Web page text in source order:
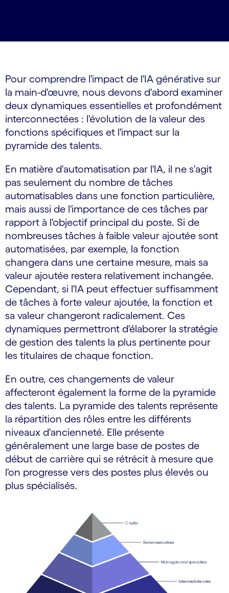
Pour comprendre l'impact de l'IA générative sur
la main-d'œuvre, nous devons d'abord examiner
deux dynamiques essentielles et profondément
interconnectées : l'évolution de la valeur des
fonctions spécifiques et l'impact sur la
pyramide des talents.
En matière d'automatisation par l'IA, il ne s'agit
pas seulement du nombre de tâches
automatisables dans une fonction particulière,
mais aussi de l'importance de ces tâches par
rapport à l'objectif principal du poste. Si de
nombreuses tâches à faible valeur ajoutée sont
automatisées, par exemple, la fonction
changera dans une certaine mesure, mais sa
valeur ajoutée restera relativement inchangée.
Cependant, si l'IA peut effectuer suffisamment
de tâches à forte valeur ajoutée, la fonction et
sa valeur changeront radicalement. Ces
dynamiques permettront d'élaborer la stratégie
de gestion des talents la plus pertinente pour
les titulaires de chaque fonction.
En outre, ces changements de valeur
affecteront également la forme de la pyramide
des talents. La pyramide des talents représente
la répartition des rôles entre les différents
niveaux d'ancienneté. Elle présente
généralement une large base de postes de
début de carrière qui se rétrécit à mesure que
l'on progresse vers des postes plus élevés ou
plus spécialisés.